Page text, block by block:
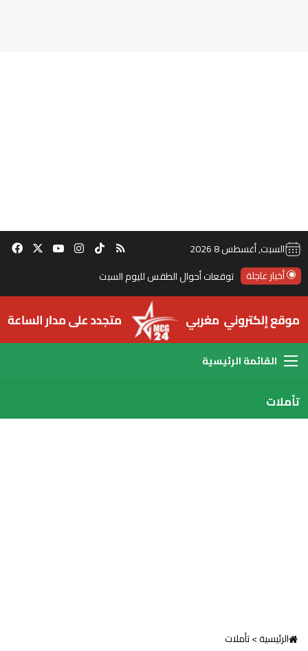
السبت, أغسطس 8 2026 ‫YouTubeانستقرام‫TikTok
ملخص الموقع RSS
أخبار عاجلة توقعات أحوال الطقس لليوم السبت
القائمة
تأملات
الرئيسية>تأملات